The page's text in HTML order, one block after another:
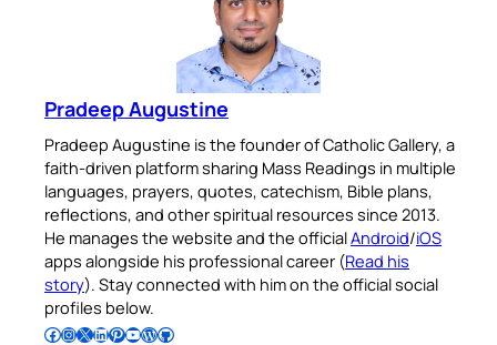
Pradeep Augustine
Pradeep Augustine is the founder of Catholic Gallery, a
faith-driven platform sharing Mass Readings in multiple
languages, prayers, quotes, catechism, Bible plans,
reflections, and other spiritual resources since 2013.
He manages the website and the officialAndroid/iOS
apps alongside his professional career (Read his
story). Stay connected with him on the official social
profiles below.
Follow Pradeep on Facebook Follow Pradeep on InstagramFollow Pradeep on X Follow Pradeep on LinkedIn Follow Pradeep on Pinterest Subscribe to Pradeep’s Youtube Channel Follow Pradeep on WordPress Follow Pradeep on GitHub